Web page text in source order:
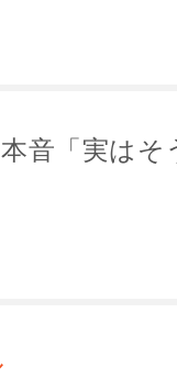
音「実は